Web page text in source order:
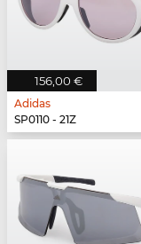
156,00 €
Adidas
SP0110 - 21Z